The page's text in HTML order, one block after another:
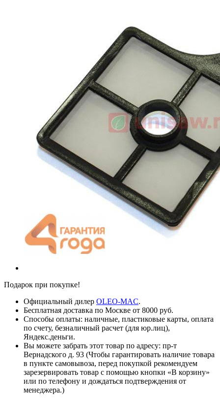
Подарок при покупке!
Официальный дилер OLEO-MAC.
Бесплатная доставка по Москве от 8000 руб.
Способы оплаты: наличные, пластиковые карты, оплата
по счету, безналичный расчет (для юр.лиц),
Яндекс.деньги.
Вы можете забрать этот товар по адресу: пр-т
Вернадского д. 93 (Чтобы гарантировать наличие товара
в пункте самовывоза, перед покупкой рекомендуем
зарезервировать товар с помощью кнопки «В корзину»
или по телефону и дождаться подтверждения от
менеджера.)